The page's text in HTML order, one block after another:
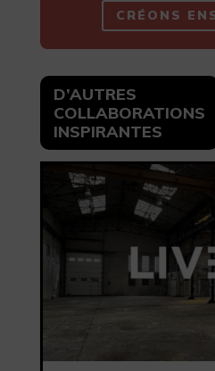
CRÉONS
D’AUTRES
COLLABORATIONS
INSPIRANTES